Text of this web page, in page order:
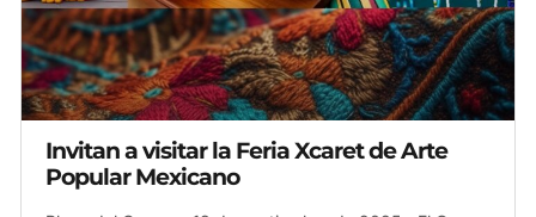
Invitan a visitar la Feria Xcaret de Arte
Popular Mexicano